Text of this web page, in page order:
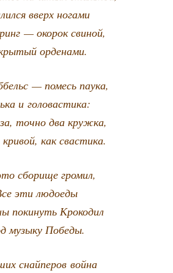
вверх ногами
— око­рок свиной,
орденами.
— помесь паука,
и головастика:
точ­но два кружка,
как свастика.
сбо­ри­ще громил,
эти людоеды
поки­нуть Крокодил
музы­ку Победы.
снай­пе­ров война